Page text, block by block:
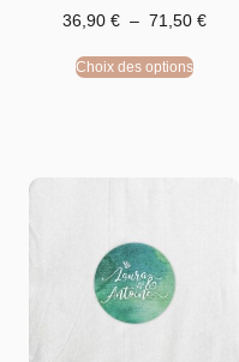
36,90 € – 71,50 €
Choix des options